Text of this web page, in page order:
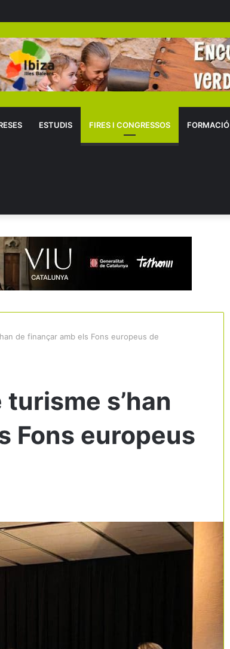
ESTUDIS FIRES I CONGRESSOS FORMACIÓ
de finançar amb els Fons europeus de
s’han
Fons europeus